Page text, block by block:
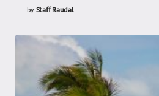
byStaff Raudal